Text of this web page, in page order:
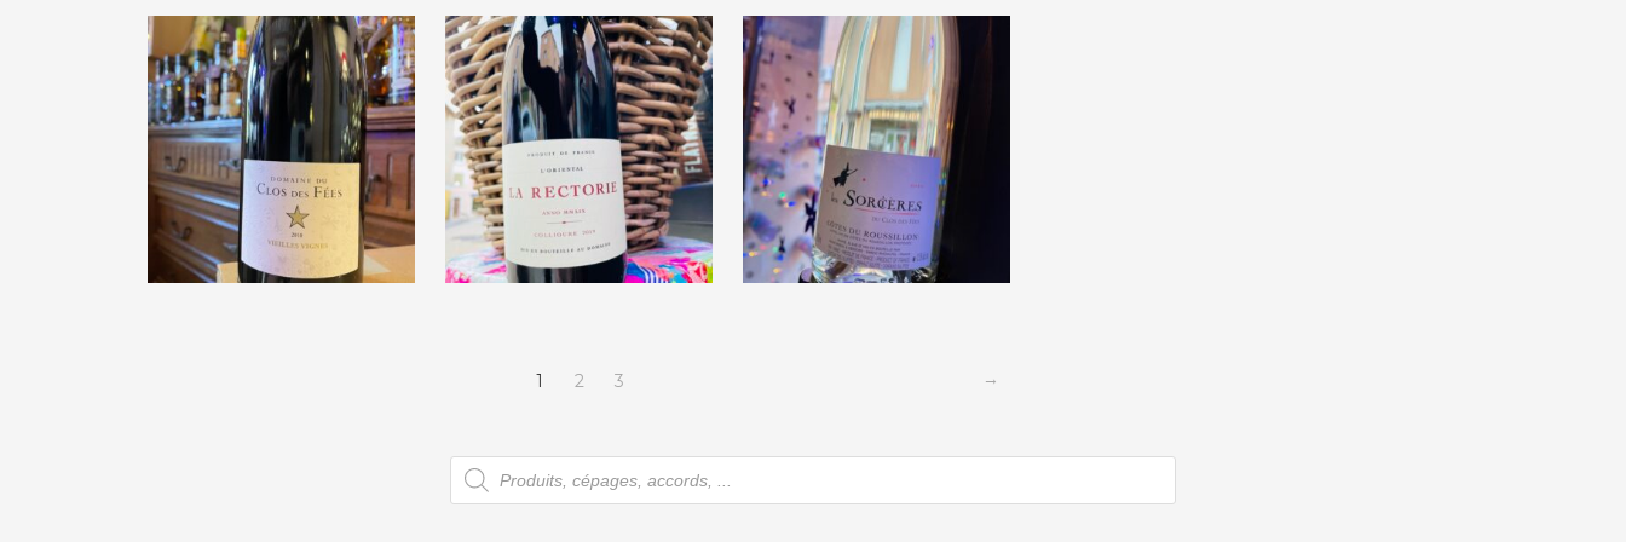
€32,50 €32,50
€32,50
Domaine du Clos des
Fées « Vieilles vignes »
2018
Domaine de la
Rectorie « L’Oriental »
2019
Domaine du Clos des
Fées » Les Sorcières »
2020
1 2 3 →
Recherche
de
produits